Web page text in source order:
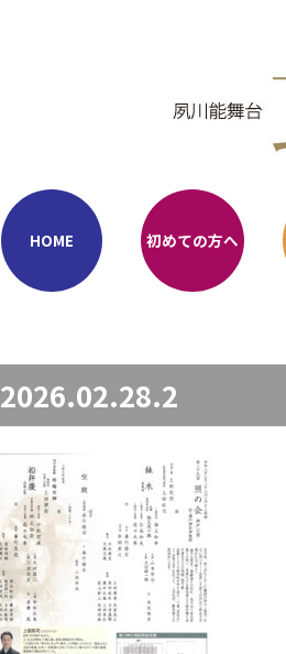
HOME 初めての方へ
2026.02.28.2